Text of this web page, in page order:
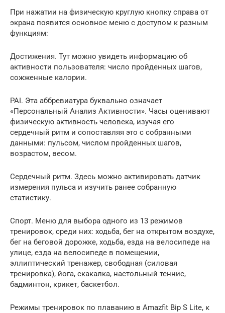
При нажатии на физическую круглую кнопку справа от
экрана появится основное меню с доступом к разным
функциям:
Достижения. Тут можно увидеть информацию об
активности пользователя: число пройденных шагов,
сожженные калории.
PAI. Эта аббревиатура буквально означает
«Персональный Анализ Активности». Часы оценивают
физическую активность человека, изучая его
сердечный ритм и сопоставляя это с собранными
данными: пульсом, числом пройденных шагов,
возрастом, весом.
Сердечный ритм. Здесь можно активировать датчик
измерения пульса и изучить ранее собранную
статистику.
Спорт. Меню для выбора одного из 13 режимов
тренировок, среди них: ходьба, бег на открытом воздухе,
бег на беговой дорожке, ходьба, езда на велосипеде на
улице, езда на велосипеде в помещении,
эллиптический тренажер, свободная (силовая
тренировка), йога, скакалка, настольный теннис,
бадминтон, крикет, баскетбол.
Режимы тренировок по плаванию в Amazfit Bip S Lite, к